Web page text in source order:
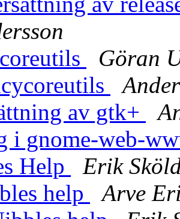
Göran
av gtk+
i gnome-web-
Help
Erik
help
Arve